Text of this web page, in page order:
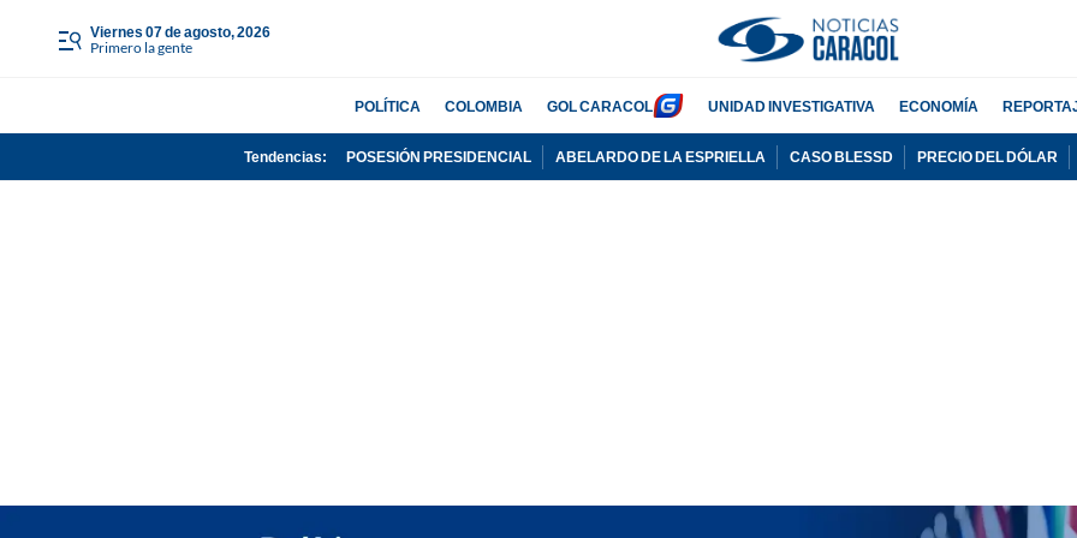
viernes 07 de agosto, 2026
Primero la gente
POLÍTICA COLOMBIA GOL CARACOL UNIDAD INVESTIGATIVA ECONOMÍA
Tendencias: POSESIÓN PRESIDENCIAL ABELARDO DE LA ESPRIELLA CASO BLESSD PRECIO DEL DÓLAR